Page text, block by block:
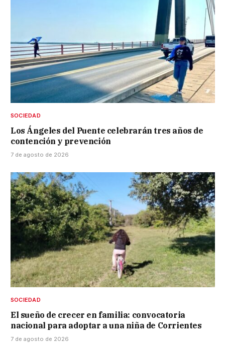
SOCIEDAD
Los Ángeles del Puente celebrarán tres años de
contención y prevención
7 de agosto de 2026
SOCIEDAD
El sueño de crecer en familia: convocatoria
nacional para adoptar a una niña de Corrientes
7 de agosto de 2026